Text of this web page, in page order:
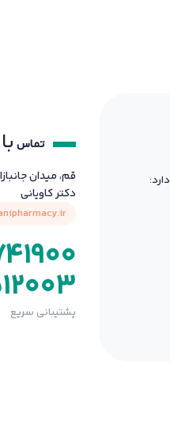
تماس
قم، میدان
دکتر کاویانی
پشتیبانی سریع